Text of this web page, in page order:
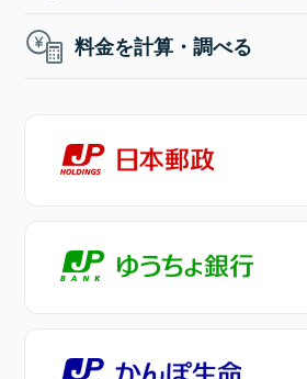
料金を計算・調べる